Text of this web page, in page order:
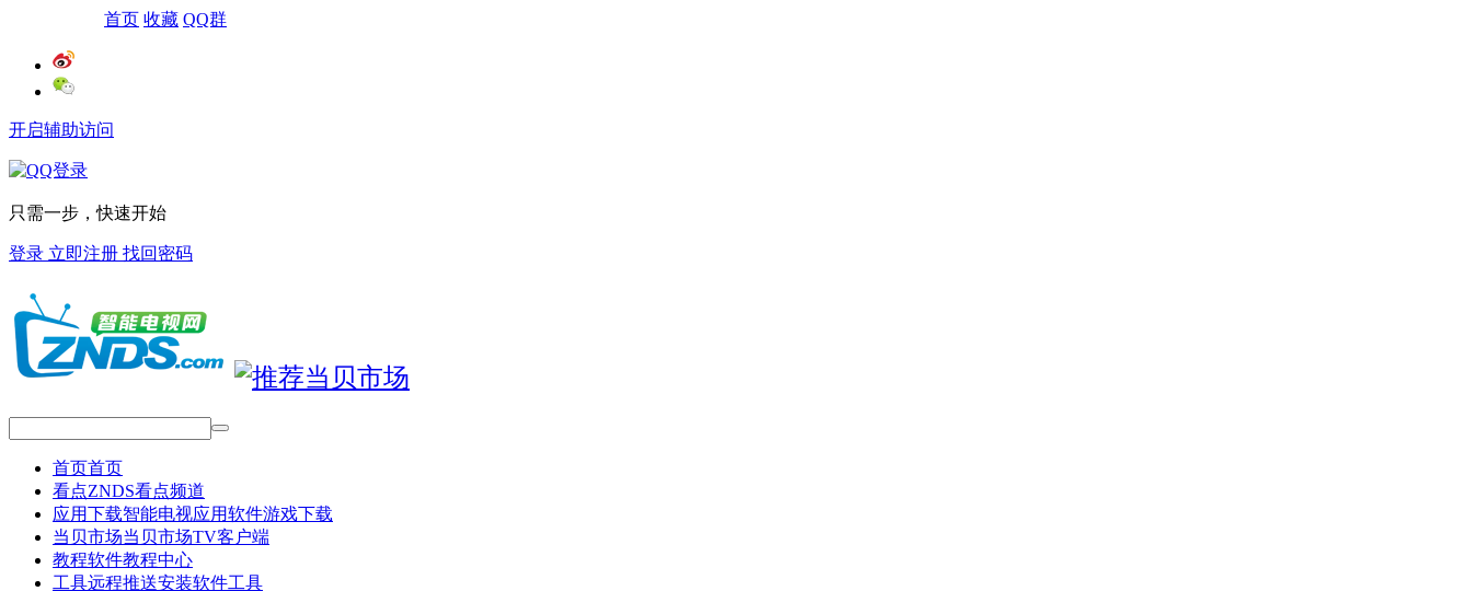
首页 收藏 QQ群
开启辅助访问
只需一步，快速开始
登录 立即注册 找回密码
首页首页
看点ZNDS看点频道
应用下载智能电视应用软件游戏下载
当贝市场当贝市场TV客户端
教程软件教程中心
工具远程推送安装软件工具